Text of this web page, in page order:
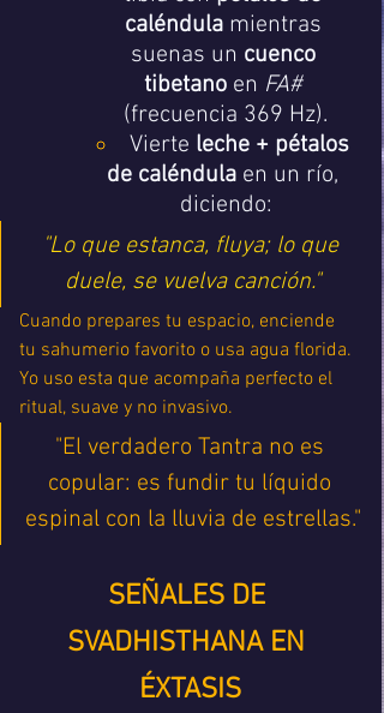
caléndula mientras
suenas un cuenco
tibetano en FA#
(frecuencia 369 Hz).
Vierte leche + pétalos
de caléndula en un río,
diciendo:
"Lo que estanca, fluya; lo que
duele, se vuelva canción."
Cuando prepares tu espacio, enciende
tu sahumerio favorito o usa agua florida.
Yo uso esta que acompaña perfecto el
ritual, suave y no invasivo.
"El verdadero Tantra no es
copular: es fundir tu líquido
espinal con la lluvia de estrellas."
SEÑALES DE
SVADHISTHANA EN
ÉXTASIS